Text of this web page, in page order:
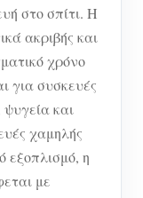
στο σπίτι. Η
ακριβής και
χρόνο
για συσκευές
ψυγεία και
χαμηλής
εξοπλισμό, η
με